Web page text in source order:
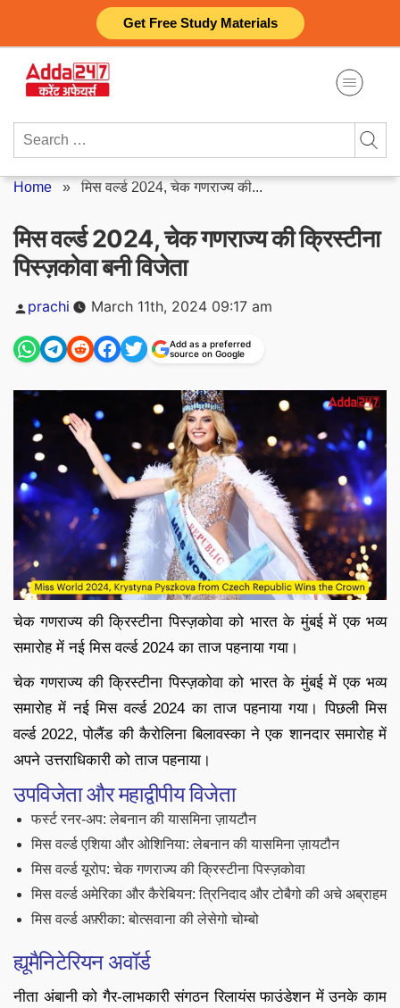
Get Free Study Materials
content
Search
Home »मिस वर्ल्ड 2024, चेक गणराज्य की...
मिस वर्ल्ड 2024, चेक गणराज्य की क्रिस्टीना
पिस्ज़कोवा बनी विजेता
Posted
by
prachi March 11th, 2024 09:17 am
Add as a preferred
source on Google
चेक गणराज्य की क्रिस्टीना पिस्ज़कोवा को भारत के मुंबई में एक भव्य
समारोह में नई मिस वर्ल्ड 2024 का ताज पहनाया गया।
चेक गणराज्य की क्रिस्टीना पिस्ज़कोवा को भारत के मुंबई में एक भव्य
समारोह में नई मिस वर्ल्ड 2024 का ताज पहनाया गया। पिछली मिस
वर्ल्ड 2022, पोलैंड की कैरोलिना बिलावस्का ने एक शानदार समारोह में
अपने उत्तराधिकारी को ताज पहनाया।
उपविजेता और महाद्वीपीय विजेता
फर्स्ट रनर-अप: लेबनान की यासमिना ज़ायटौन
मिस वर्ल्ड एशिया और ओशिनिया: लेबनान की यासमिना ज़ायटौन
मिस वर्ल्ड यूरोप: चेक गणराज्य की क्रिस्टीना पिस्ज़कोवा
मिस वर्ल्ड अमेरिका और कैरेबियन: त्रिनिदाद और टोबैगो की अचे अब्राहम
मिस वर्ल्ड अफ़्रीका: बोत्सवाना की लेसेगो चोम्बो
ह्यूमैनिटेरियन अवॉर्ड
नीता अंबानी को गैर-लाभकारी संगठन रिलायंस फाउंडेशन में उनके काम